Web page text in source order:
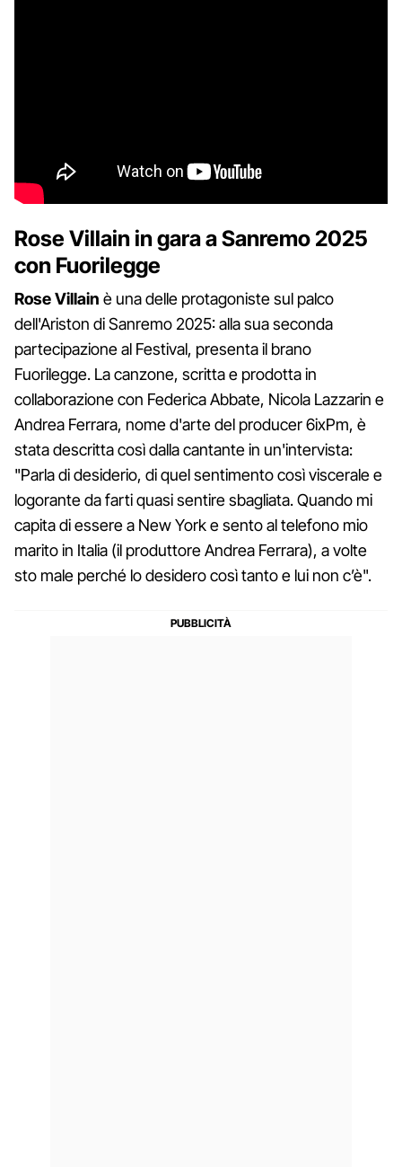
Rose Villain in gara a Sanremo 2025
con Fuorilegge
Rose Villain è una delle protagoniste sul palco
dell'Ariston di Sanremo 2025: alla sua seconda
partecipazione al Festival, presenta il brano
Fuorilegge. La canzone, scritta e prodotta in
collaborazione con Federica Abbate, Nicola Lazzarin e
Andrea Ferrara, nome d'arte del producer 6ixPm, è
stata descritta così dalla cantante in un'intervista:
"Parla di desiderio, di quel sentimento così viscerale e
logorante da farti quasi sentire sbagliata. Quando mi
capita di essere a New York e sento al telefono mio
marito in Italia (il produttore Andrea Ferrara), a volte
sto male perché lo desidero così tanto e lui non c’è".